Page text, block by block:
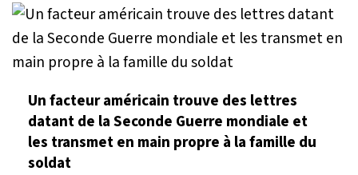
Un facteur américain trouve des lettres
datant de la Seconde Guerre mondiale et
les transmet en main propre à la famille du
soldat